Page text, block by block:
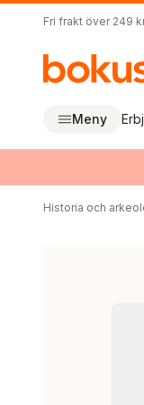
Fri frakt över 249
Meny
Historia och